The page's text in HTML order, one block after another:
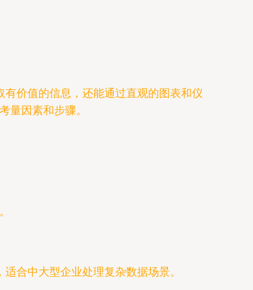
价值的信息，还能通过直观的图表和仪
量因素和步骤。
合中大型企业处理复杂数据场景。